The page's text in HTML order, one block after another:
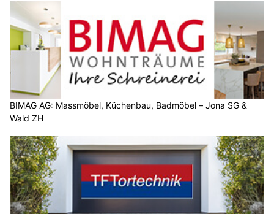
BIMAG AG: Massmöbel, Küchenbau, Badmöbel – Jona SG &
Wald ZH